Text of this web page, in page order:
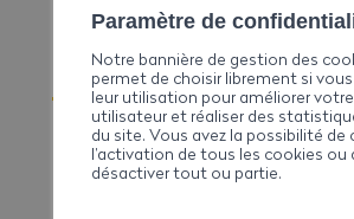
srodigari@ave-
wbv.ch
027 327 32
Paramètre de
Notre bannière de gestion des
permet de choisir librement si
leur utilisation pour améliorer
utilisateur et réaliser des
du site. Vous avez la possibilité de
l’activation de tous les cookies ou
désactiver tout ou partie.